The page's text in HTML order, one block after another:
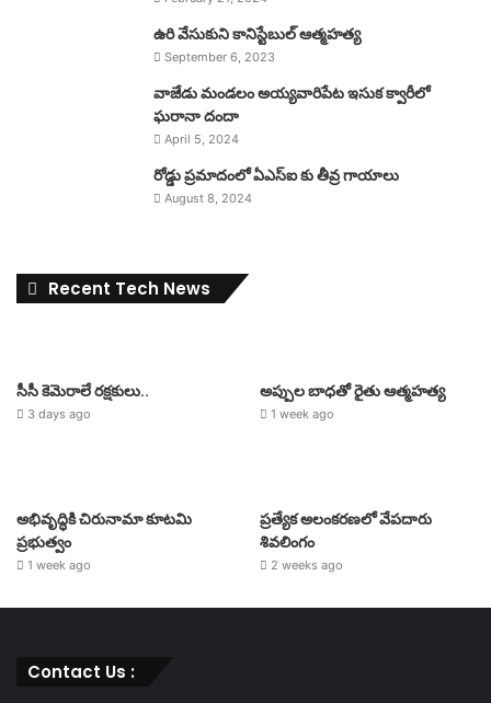
ఉరి వేసుకుని కానిస్టేబుల్ ఆత్మహత్య
September 6, 2023
వాజేడు మండలం అయ్యవారిపేట ఇసుక క్వారీలో
ఘరానా దందా
April 5, 2024
రోడ్డు ప్రమాదంలో ఏఎస్ఐ కు తీవ్ర గాయాలు
August 8, 2024
Recent Tech News
సీసీ కెమెరాలే రక్షకులు..
3 days ago
అప్పుల బాధతో రైతు ఆత్మహత్య
1 week ago
అభివృద్ధికి చిరునామా కూటమి
ప్రభుత్వం
1 week ago
ప్రత్యేక అలంకరణలో వేపదారు
శివలింగం
2 weeks ago
Contact Us :